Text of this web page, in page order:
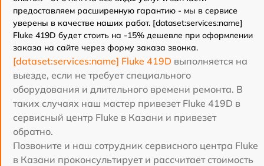
предоставляем расширенную гарантию - мы в сервисе
уверены в качестве наших работ. [dataset:services:name]
Fluke 419D будет стоить на -15% дешевле при оформлении
заказа на сайте через форму заказа звонка.
[dataset:services:name] Fluke 419D выполняется на
выезде, если не требует специального
оборудования и длительного времени ремонта. В
таких случаях наш мастер привезет Fluke 419D в
сервисный центр Fluke в Казани и привезет
обратно.
Позвоните и наш сотрудник сервисного центра Fluke
в Казани проконсультирует и рассчитает стоимость